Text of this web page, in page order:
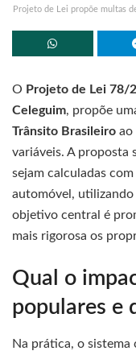
Projeto de Lei propõe multas
O Projeto de Lei 78/
Celeguim, propõe
Trânsito Brasileiro ao
variáveis. A proposta
sejam calculadas
automóvel, utilizando
objetivo central é
mais rigorosa os
Qual o
populares e
Na prática, o